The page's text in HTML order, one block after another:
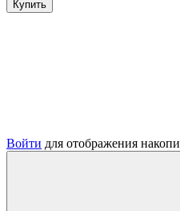
Купить
Войти для отображения